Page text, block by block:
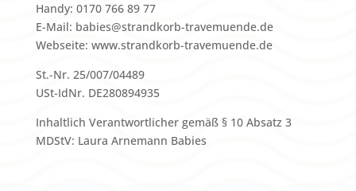
Handy: 0170 766 89 77
E-Mail: babies@strandkorb-travemuende.de
Webseite: www.strandkorb-travemuende.de
St.-Nr. 25/007/04489
USt-IdNr. DE280894935
Inhaltlich Verantwortlicher gemäß § 10 Absatz 3
MDStV: Laura Arnemann Babies